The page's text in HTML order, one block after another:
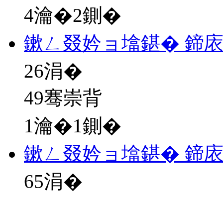
4瀹�2鍘�
鏉ㄥ叕妗ョ墖鍖� 鍗
26涓�
49骞崇背
1瀹�1鍘�
鏉ㄥ叕妗ョ墖鍖� 鍗
65涓�